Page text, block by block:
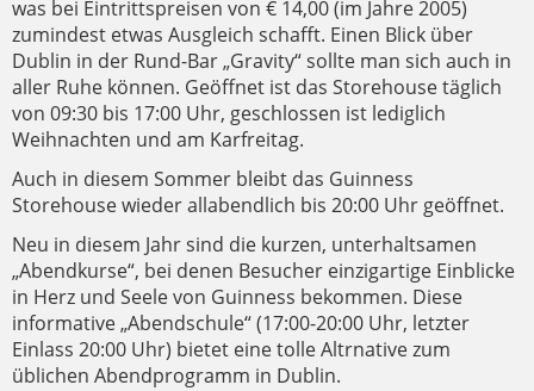
was bei Eintrittspreisen von € 14,00 (im Jahre 2005)
zumindest etwas Ausgleich schafft. Einen Blick über
Dublin in der Rund-Bar „Gravity“ sollte man sich auch in
aller Ruhe können. Geöffnet ist das Storehouse täglich
von 09:30 bis 17:00 Uhr, geschlossen ist lediglich
Weihnachten und am Karfreitag.
Auch in diesem Sommer bleibt das Guinness
Storehouse wieder allabendlich bis 20:00 Uhr geöffnet.
Neu in diesem Jahr sind die kurzen, unterhaltsamen
„Abendkurse“, bei denen Besucher einzigartige Einblicke
in Herz und Seele von Guinness bekommen. Diese
informative „Abendschule“ (17:00-20:00 Uhr, letzter
Einlass 20:00 Uhr) bietet eine tolle Altrnative zum
üblichen Abendprogramm in Dublin.